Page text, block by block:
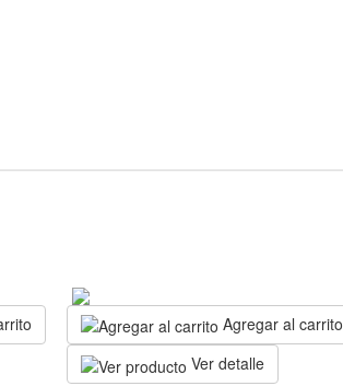
Agregar al carrito
Ver detalle